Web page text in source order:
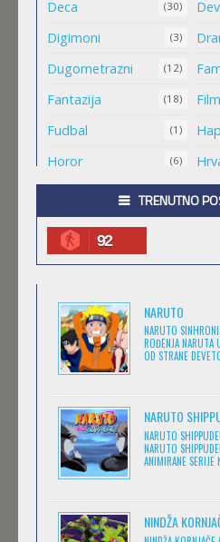
MALI MEDA ČARLI
MAO MAO
.HACK//ROOTS
Feb 11 2023 | Gledaj »
.HACK//SIGN
Feb 11 2023 |Gledaj »
BEM
Deca (30)
Digimoni (3)
Dugometrazni (12)
Fantazija (18) Film
Fudbal (1)
Horor (6)
Komedija
magija
Misterija (7)
Naučna Fantastika
Romantika
Sinhronizovano (400)
Sport (11)
Srpski. (1)
Strašne priče za
TRENUTNO
92
NARUTO
NARUTO
ROĐENJA NARUTA
OD STRANE
NARUTO
NARUTO
NARUTO
ANIMIRANE SERIJE
NINDŽA